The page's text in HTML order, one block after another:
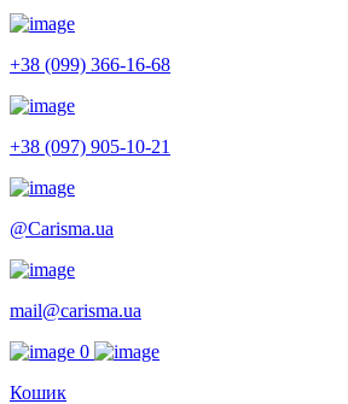
+38 (099) 366-16-68
+38 (097) 905-10-21
@Carisma.ua
mail@carisma.ua
0
Кошик